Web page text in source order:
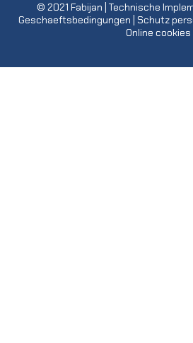
© 2021 Fabijan | Technische
Geschaeftsbedingungen Schutz
Online cookies